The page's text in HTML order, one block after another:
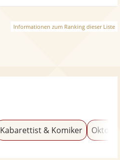
Informationen zum Ranking dieser Liste
Kabarettist & Komiker